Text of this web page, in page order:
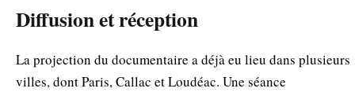
Diffusion et réception
La projection du documentaire a déjà eu lieu dans plusieurs
villes, dont Paris, Callac et Loudéac. Une séance